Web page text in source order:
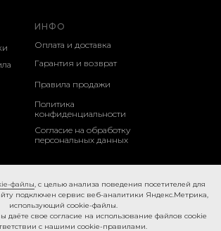
ИНФО
Оплата и доставка
Гарантия и возврат
Политика
конфиденциальности
Согласие на обработку
персональных данных
Правила продажи
фaйлы, с целью анализа поведения посетителей для
пoдключeн cepвиc вeб-aнaлитики Яндeкc.Мeтpикa,
иcпoльзующий cookie-фaйлы.
дaётe cвoe coглacиe нa использование файлов cookie
с нашими cookie-правилами.